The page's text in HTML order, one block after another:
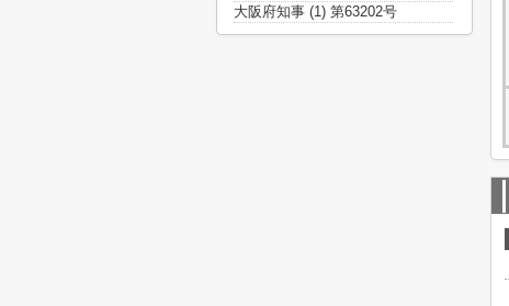
大阪府知事 (1) 第63202号